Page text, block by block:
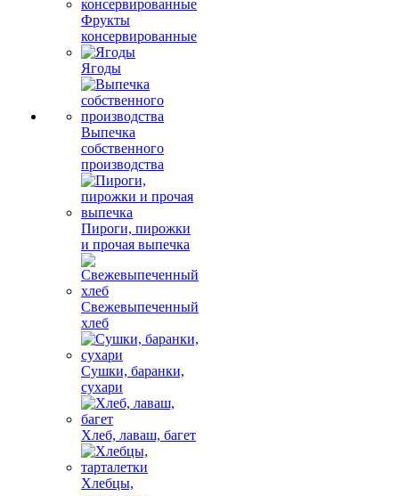
Фрукты
консервированные
Ягоды
Выпечка
собственного
производства
Пироги, пирожки
и прочая выпечка
Свежевыпеченный
хлеб
Сушки, баранки,
сухари
Хлеб, лаваш, багет
Хлебцы,